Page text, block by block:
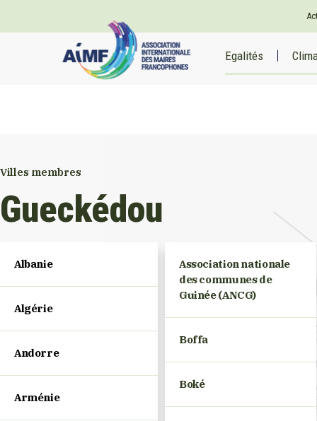
Egalités
Villes membres
Gueckédou
Albanie
Algérie
Andorre
Arménie
Association nationale
des communes de
Guinée (ANCG)
Boffa
Boké